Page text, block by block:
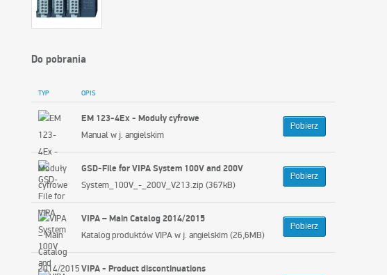
Do pobrania
TYP OPIS
EM 123-4Ex - Moduły cyfrowe
Manual w j. angielskim
Pobierz
GSD-File for VIPA System 100V and 200V
System_100V_-_200V_V213.zip (367kB)
Pobierz
VIPA – Main Catalog 2014/2015
Katalog produktów VIPA w j. angielskim (26,6MB)
Pobierz
VIPA - Product discontinuations